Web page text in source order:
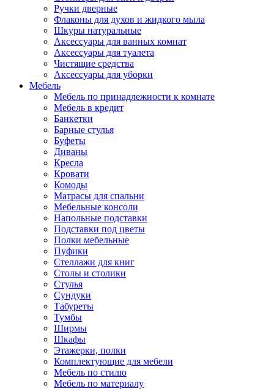
Ручки дверные
Флаконы для духов и жидкого мыла
Шкуры натуральные
Аксессуары для ванных комнат
Аксессуары для туалета
Чистящие средства
Аксессуары для уборки
Мебель
Мебель по принадлежности к комнате
Мебель в кредит
Банкетки
Барные стулья
Буфеты
Диваны
Кресла
Кровати
Комоды
Матрасы для спальни
Мебельные консоли
Напольные подставки
Подставки под цветы
Полки мебельные
Пуфики
Стеллажи для книг
Столы и столики
Стулья
Сундуки
Табуреты
Тумбы
Ширмы
Шкафы
Этажерки, полки
Комплектующие для мебели
Мебель по стилю
Мебель по материалу